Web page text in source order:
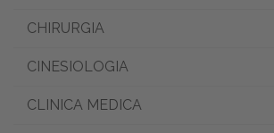
CHIRURGIA
CINESIOLOGIA
CLINICA MEDICA